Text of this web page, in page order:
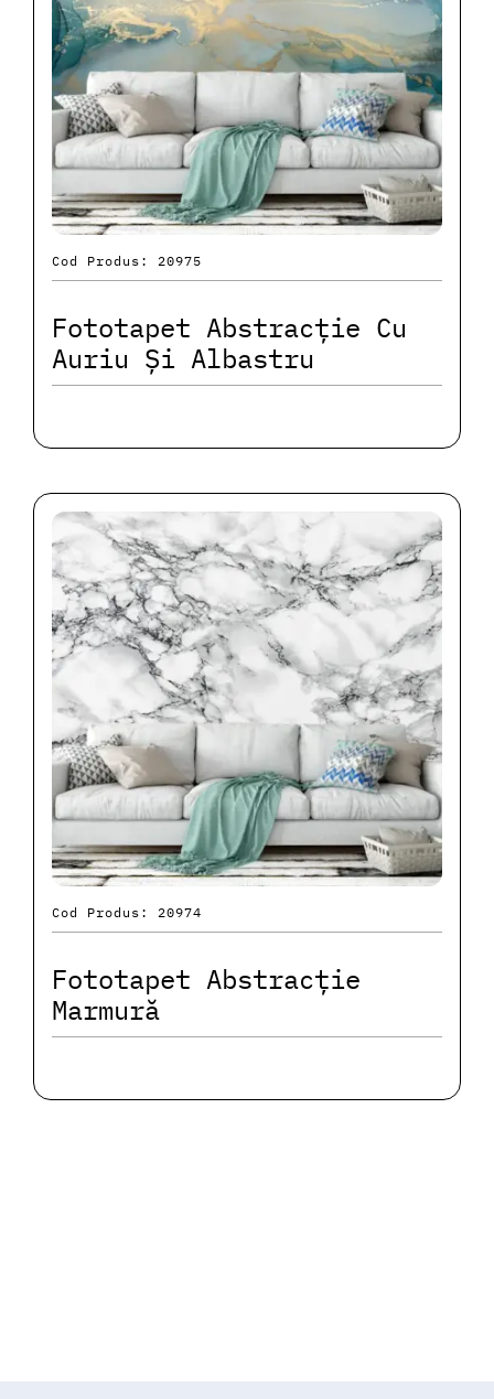
Cod Produs: 20975
Fototapet Abstracție Cu
Auriu Și Albastru
Cod Produs: 20974
Fototapet Abstracție
Marmură